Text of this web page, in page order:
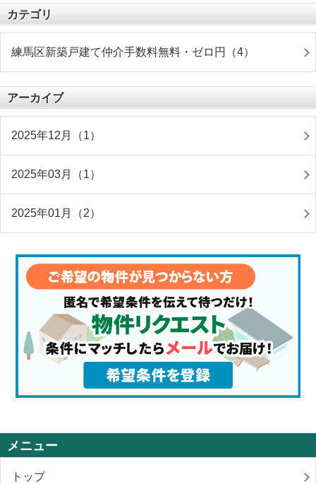
カテゴリ
練馬区新築戸建て仲介手数料無料・ゼロ円（4）
アーカイブ
2025年12月（1）
2025年03月（1）
2025年01月（2）
メニュー
トップ